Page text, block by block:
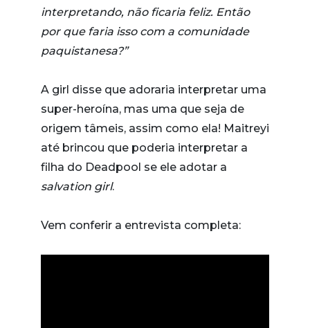
interpretando, não ficaria feliz. Então
por que faria isso com a comunidade
paquistanesa?”
A girl disse que adoraria interpretar uma
super-heroína, mas uma que seja de
origem tâmeis, assim como ela! Maitreyi
até brincou que poderia interpretar a
filha do Deadpool se ele adotar a
salvation girl.
Vem conferir a entrevista completa: